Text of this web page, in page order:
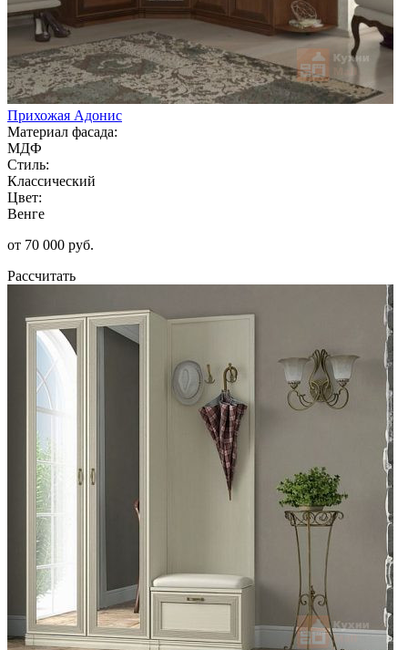
Прихожая Адонис
Материал фасада:
МДФ
Стиль:
Классический
Цвет:
Венге
от 70 000 руб.
Рассчитать